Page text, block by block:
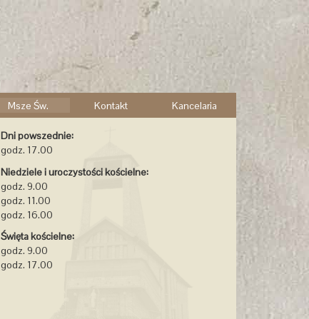
Msze Św. Kontakt Kancelaria
Dni powszednie:
godz. 17.00
Niedziele i uroczystości kościelne:
godz. 9.00
godz. 11.00
godz. 16.00
Święta kościelne:
godz. 9.00
godz. 17.00